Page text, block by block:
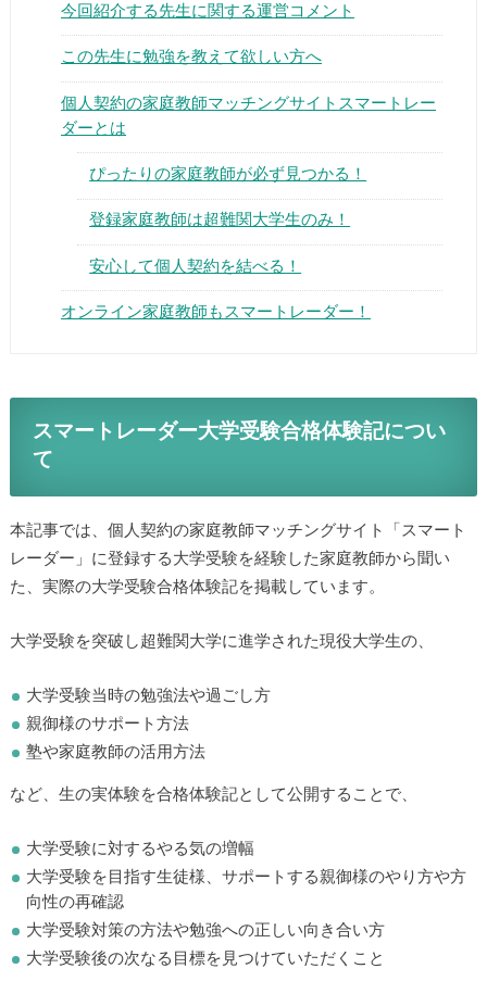
▶
今回紹介する先生に関する運営コメント
この先生に勉強を教えて欲しい方へ
個人契約の家庭教師マッチングサイトスマートレー
ダーとは
ぴったりの家庭教師が必ず見つかる！
登録家庭教師は超難関大学生のみ！
安心して個人契約を結べる！
オンライン家庭教師もスマートレーダー！
スマートレーダー大学受験合格体験記につい
て
本記事では、個人契約の家庭教師マッチングサイト「スマート
レーダー」に登録する大学受験を経験した家庭教師から聞い
た、実際の大学受験合格体験記を掲載しています。
大学受験を突破し超難関大学に進学された現役大学生の、
大学受験当時の勉強法や過ごし方
親御様のサポート方法
塾や家庭教師の活用方法
など、生の実体験を合格体験記として公開することで、
大学受験に対するやる気の増幅
大学受験を目指す生徒様、サポートする親御様のやり方や方
向性の再確認
大学受験対策の方法や勉強への正しい向き合い方
大学受験後の次なる目標を見つけていただくこと